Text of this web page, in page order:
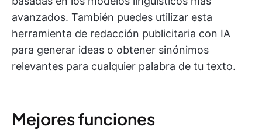
avanzados. También puedes utilizar esta
herramienta de redacción publicitaria con IA
para generar ideas o obtener sinónimos
relevantes para cualquier palabra de tu texto.
Mejores funciones